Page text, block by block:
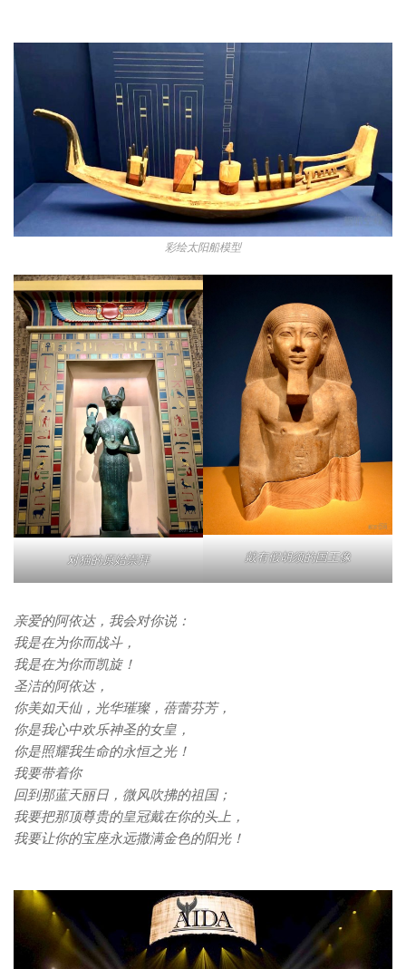
彩绘太阳船模型
对猫的原始崇拜 戴有假胡须的国王像
亲爱的阿依达，我会对你说：
我是在为你而战斗，
我是在为你而凯旋！
圣洁的阿依达，
你美如天仙，光华璀璨，蓓蕾芬芳，
你是我心中欢乐神圣的女皇，
你是照耀我生命的永恒之光！
我要带着你
回到那蓝天丽日，微风吹拂的祖国；
我要把那顶尊贵的皇冠戴在你的头上，
我要让你的宝座永远撒满金色的阳光！